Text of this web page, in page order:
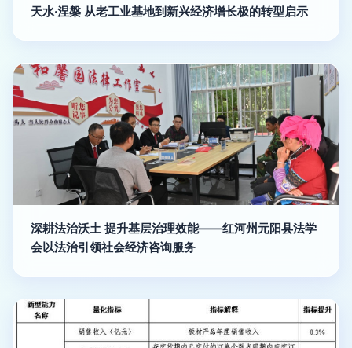
天水·涅槃 从老工业基地到新兴经济增长极的转型启示
深耕法治沃土 提升基层治理效能——红河州元阳县法学
会以法治引领社会经济咨询服务